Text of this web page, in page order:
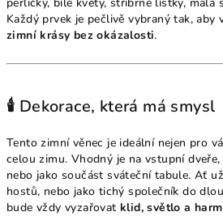
Každý prvek je pečlivě vybraný tak,
zimní krásy bez okázalosti.
🕯️ Dekorace, která má smysl
Tento zimní věnec je ideální nejen pro
celou zimu. Vhodný je na vstupní
nebo jako součást sváteční tabule. Ať
hostů, nebo jako tichý společník do
bude vždy vyzařovat klid, světlo a